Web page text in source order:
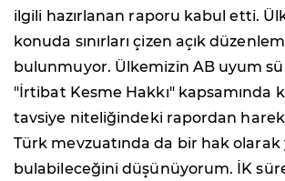
ilgili hazırlanan raporu kabul etti.
konuda sınırları çizen açık
bulunmuyor. Ülkemizin AB uyum
"İrtibat Kesme Hakkı" kapsamında
tavsiye niteliğindeki rapordan
Türk mevzuatında da bir hak olarak
bulabileceğini düşünüyorum. İK